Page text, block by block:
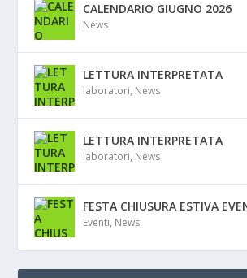
CALENDARIO GIUGNO 2026
News
LETTURA INTERPRETATA
laboratori, News
LETTURA INTERPRETATA
laboratori, News
FESTA CHIUSURA ESTIVA
Eventi, News